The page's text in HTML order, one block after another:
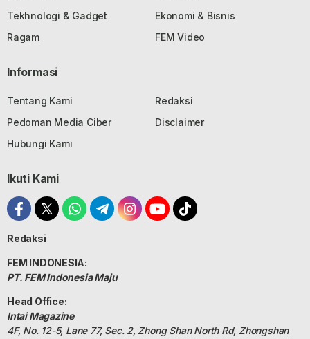
Tekhnologi & Gadget
Ekonomi & Bisnis
Ragam
FEM Video
Informasi
Tentang Kami
Redaksi
Pedoman Media Ciber
Disclaimer
Hubungi Kami
Ikuti Kami
Redaksi
FEM INDONESIA:
PT. FEM Indonesia Maju
Head Office:
Intai Magazine
4F, No. 12-5, Lane 77, Sec. 2, Zhong Shan North Rd, Zhongshan